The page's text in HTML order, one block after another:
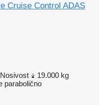
Cruise Control ADAS
Nosivost
19.000 kg
parabolično